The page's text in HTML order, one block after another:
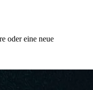
oder eine neue